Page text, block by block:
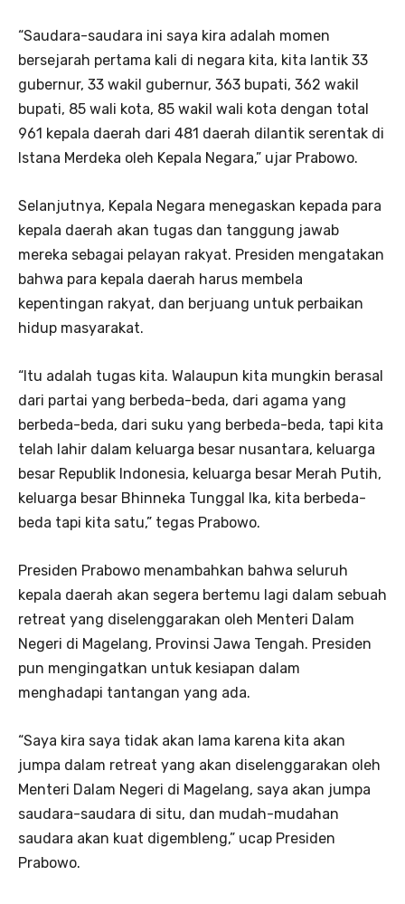
“Saudara-saudara ini saya kira adalah momen
bersejarah pertama kali di negara kita, kita lantik 33
gubernur, 33 wakil gubernur, 363 bupati, 362 wakil
bupati, 85 wali kota, 85 wakil wali kota dengan total
961 kepala daerah dari 481 daerah dilantik serentak di
Istana Merdeka oleh Kepala Negara,” ujar Prabowo.
Selanjutnya, Kepala Negara menegaskan kepada para
kepala daerah akan tugas dan tanggung jawab
mereka sebagai pelayan rakyat. Presiden mengatakan
bahwa para kepala daerah harus membela
kepentingan rakyat, dan berjuang untuk perbaikan
hidup masyarakat.
“Itu adalah tugas kita. Walaupun kita mungkin berasal
dari partai yang berbeda-beda, dari agama yang
berbeda-beda, dari suku yang berbeda-beda, tapi kita
telah lahir dalam keluarga besar nusantara, keluarga
besar Republik Indonesia, keluarga besar Merah Putih,
keluarga besar Bhinneka Tunggal Ika, kita berbeda-
beda tapi kita satu,” tegas Prabowo.
Presiden Prabowo menambahkan bahwa seluruh
kepala daerah akan segera bertemu lagi dalam sebuah
retreat yang diselenggarakan oleh Menteri Dalam
Negeri di Magelang, Provinsi Jawa Tengah. Presiden
pun mengingatkan untuk kesiapan dalam
menghadapi tantangan yang ada.
“Saya kira saya tidak akan lama karena kita akan
jumpa dalam retreat yang akan diselenggarakan oleh
Menteri Dalam Negeri di Magelang, saya akan jumpa
saudara-saudara di situ, dan mudah-mudahan
saudara akan kuat digembleng,” ucap Presiden
Prabowo.